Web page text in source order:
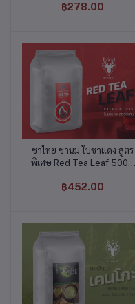
฿278.00
หยิบใส่ตะกร้า
ชาไทย ชานม ใบชาแดง สูตร
พิเศษ Red Tea Leaf 500g
฿452.00